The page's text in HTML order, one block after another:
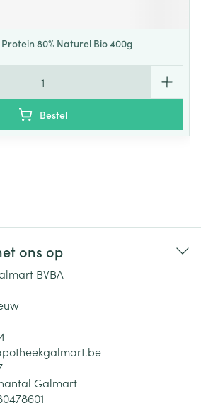
80% Naturel Bio 400g
Bestel
ons op
BVBA
Galmart